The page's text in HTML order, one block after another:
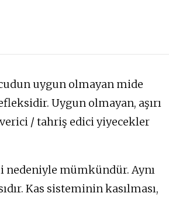
uygun olmayan mide
Uygun olmayan, aşırı
/ tahriş edici yiyecekler
mümkündür. Aynı
Kas sisteminin kasılması,